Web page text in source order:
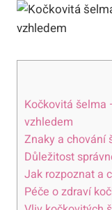
Kočkovitá šelma
vzhledem
Znaky a chování
Důležitost
Jak rozpoznat a
Péče o zdraví